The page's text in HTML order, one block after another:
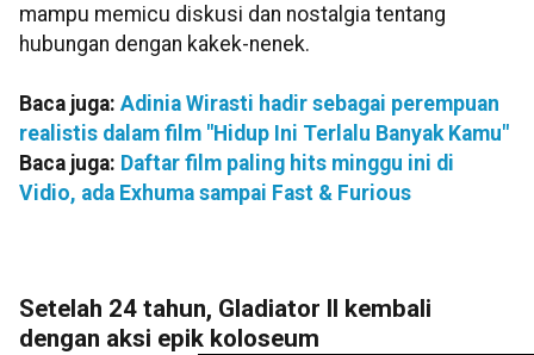
mampu memicu diskusi dan nostalgia tentang
hubungan dengan kakek-nenek.
Baca juga: Adinia Wirasti hadir sebagai perempuan
realistis dalam film "Hidup Ini Terlalu Banyak Kamu"
Baca juga: Daftar film paling hits minggu ini di
Vidio, ada Exhuma sampai Fast & Furious
Setelah 24 tahun, Gladiator II kembali
dengan aksi epik koloseum